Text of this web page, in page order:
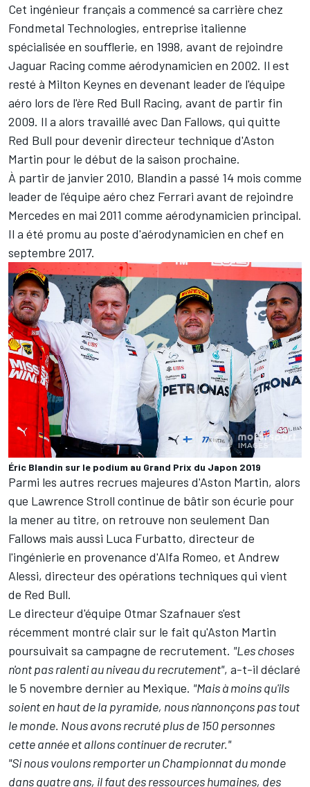
Cet ingénieur français a commencé sa carrière chez
Fondmetal Technologies, entreprise italienne
spécialisée en soufflerie, en 1998, avant de rejoindre
Jaguar Racing comme aérodynamicien en 2002. Il est
resté à Milton Keynes en devenant leader de l'équipe
aéro lors de l'ère Red Bull Racing, avant de partir fin
2009. Il a alors travaillé avec Dan Fallows, qui quitte
Red Bull pour devenir directeur technique d'Aston
Martin pour le début de la saison prochaine.
À partir de janvier 2010, Blandin a passé 14 mois comme
leader de l'équipe aéro chez Ferrari avant de rejoindre
Mercedes en mai 2011 comme aérodynamicien principal.
Il a été promu au poste d'aérodynamicien en chef en
septembre 2017.
Éric Blandin sur le podium au Grand Prix du Japon 2019
Parmi les autres recrues majeures d'Aston Martin, alors
que Lawrence Stroll continue de bâtir son écurie pour
la mener au titre, on retrouve non seulement Dan
Fallows mais aussi Luca Furbatto, directeur de
l'ingénierie en provenance d'Alfa Romeo, et Andrew
Alessi, directeur des opérations techniques qui vient
de Red Bull.
Le directeur d'équipe Otmar Szafnauer s'est
récemment montré clair sur le fait qu'Aston Martin
poursuivait sa campagne de recrutement. "Les choses
n'ont pas ralenti au niveau du recrutement", a-t-il déclaré
le 5 novembre dernier au Mexique. "Mais à moins qu'ils
soient en haut de la pyramide, nous n'annonçons pas tout
le monde. Nous avons recruté plus de 150 personnes
cette année et allons continuer de recruter."
"Si nous voulons remporter un Championnat du monde
dans quatre ans, il faut des ressources humaines, des